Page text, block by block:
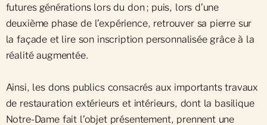
futures générations lors du don ; puis, lors d’une
deuxième phase de l’expérience, retrouver sa pierre sur
la façade et lire son inscription personnalisée grâce à la
réalité augmentée.
Ainsi, les dons publics consacrés aux importants travaux
de restauration extérieurs et intérieurs, dont la basilique
Notre-Dame fait l’objet présentement, prennent une